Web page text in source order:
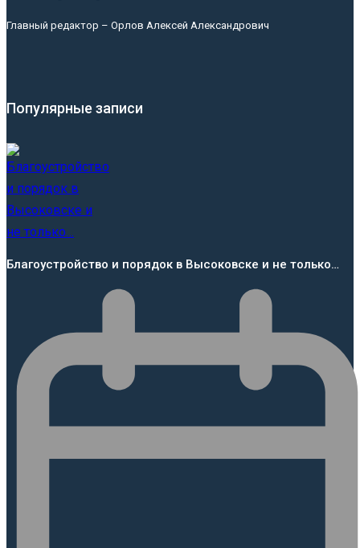
Главный редактор – Орлов Алексей Александрович
Популярные записи
Благоустройство и порядок в Высоковске и не только…